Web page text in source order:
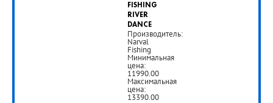
руб.
РУБ
FISHING
RIVER
DANCE
Производитель:
Narval
Fishing
Минимальная
цена:
11990.00
Максимальная
цена:
13390.00